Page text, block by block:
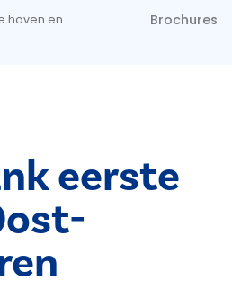
gaan
hoven en
Brochures
eerste